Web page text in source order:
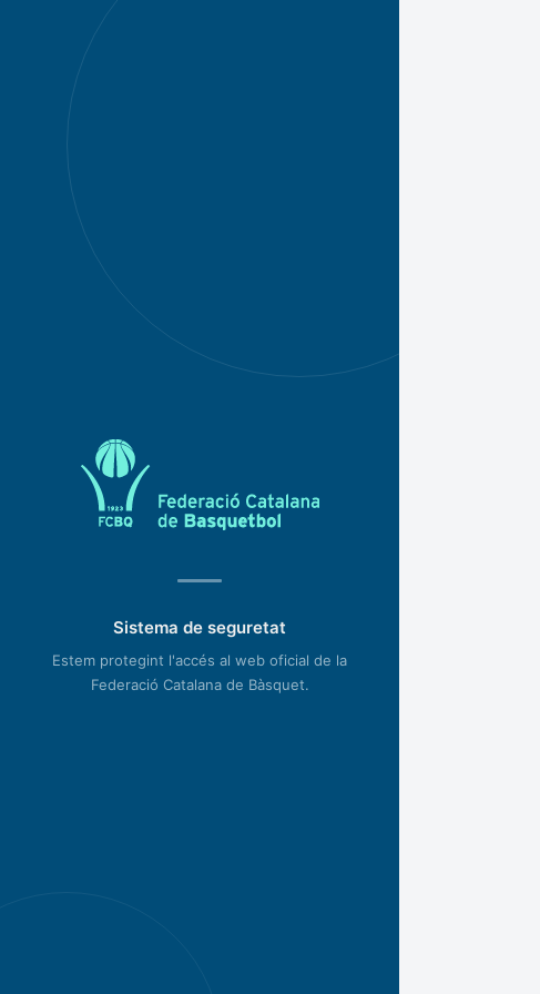
Sistema de seguretat
Estem protegint l'accés al web oficial de la
Federació Catalana de Bàsquet.